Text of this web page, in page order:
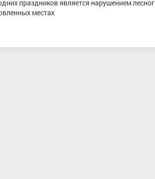
праздников является нарушением
местах